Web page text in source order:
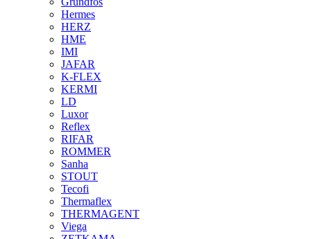
Hermes
HERZ
HME
IMI
JAFAR
K-FLEX
KERMI
LD
Luxor
Reflex
RIFAR
ROMMER
Sanha
STOUT
Tecofi
Thermaflex
THERMAGENT
Viega